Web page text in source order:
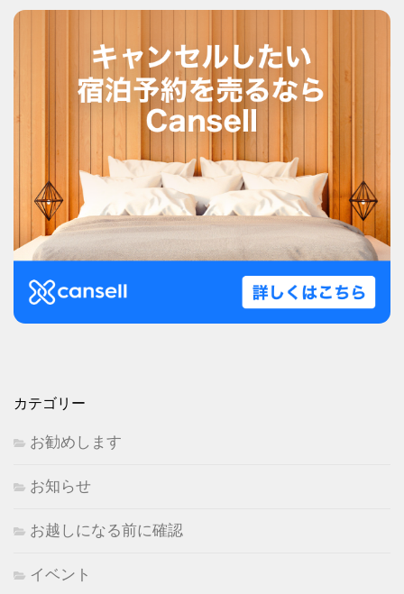
カテゴリー
お勧めします
お知らせ
お越しになる前に確認
イベント